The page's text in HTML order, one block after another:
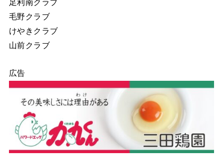
毛野クラブ
けやきクラブ
山前クラブ
広告